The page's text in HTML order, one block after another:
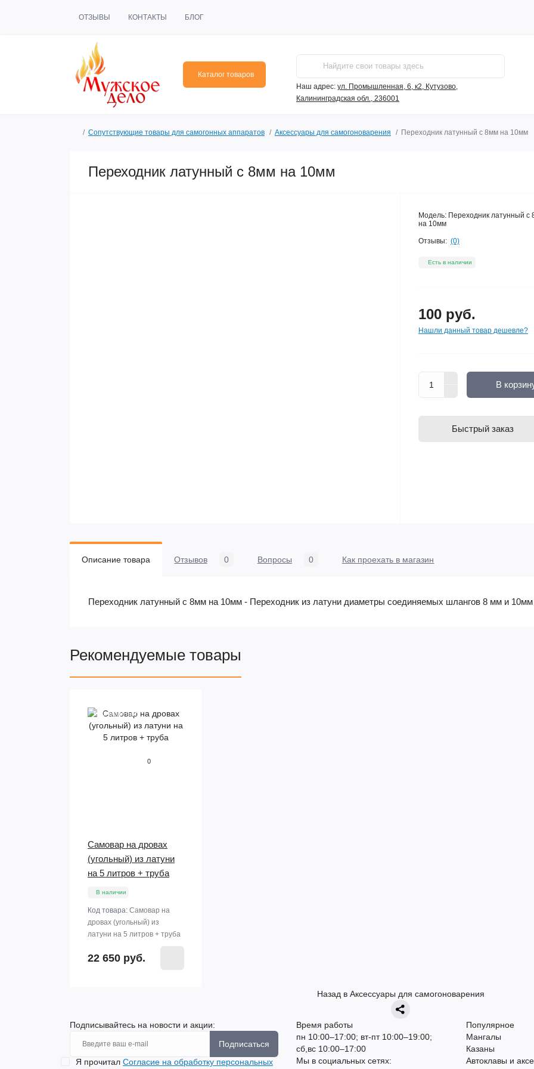
ОТЗЫВЫ КОНТАКТЫ БЛОГ
Каталог товаров
Наш адрес: ул. Промышленная, 6, к2, Кутузово,
Калининградская обл., 236001
Сопутствующие товары для самогонных аппаратов Аксессуары для самогоноварения Переходник латунный с 8мм на 10мм
Переходник латунный с 8мм на 10мм
Модель: Переходник латунный с
на 10мм
Отзывы: (0)
Есть в наличии
100 руб.
Нашли данный товар дешевле?
В
Быстрый заказ
Описание товара Отзывов 0 Вопросы 0 Как проехать в магазин
Переходник латунный с 8мм на 10мм - Переходник из латуни диаметры соединяемых шлангов 8 мм и 10мм
Рекомендуемые товары
Популярный
0
Самовар на дровах
(угольный) из латуни
на 5 литров + труба
В наличии
Код товара: Самовар на
дровах (угольный) из
латуни на 5 литров + труба
22 650 руб.
Назад в Аксессуары для самогоноварения
Подписывайтесь на новости и акции:
Подписаться
Я прочитал Согласие на обработку персональных
Время работы
пн 10:00–17:00; вт-пт 10:00–19:00;
сб,вс 10:00–17:00
Мы в социальных сетях:
Популярное
Мангалы
Казаны
Автоклавы и